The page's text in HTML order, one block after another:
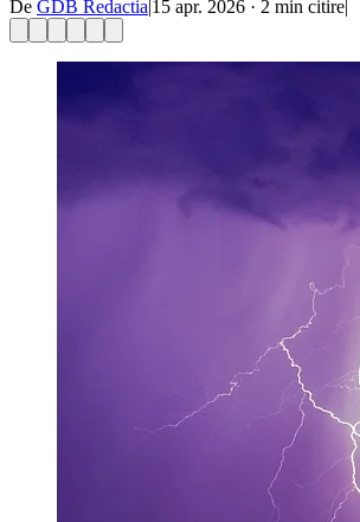
De GDB Redactia|15 apr. 2026 · 2 min citire|